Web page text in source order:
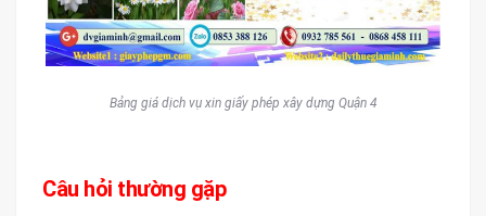
Bảng giá dịch vụ xin giấy phép xây dựng Quận 4
Câu hỏi thường gặp